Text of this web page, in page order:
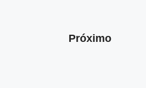
Próximo